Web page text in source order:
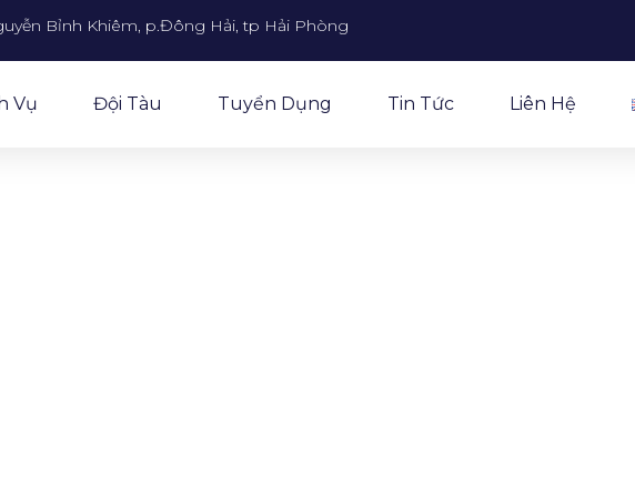
Bỉnh Khiêm, p.Đông Hải, tp Hải Phòng
Vụ Đội Tàu Tuyển Dụng Tin Tức Liên Hệ